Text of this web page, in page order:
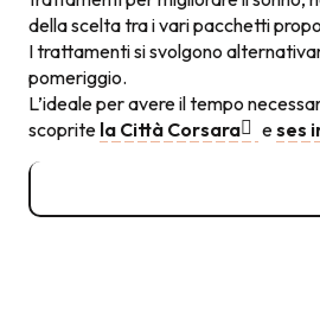
della scelta tra i vari pacchetti
I trattamenti si svolgono
pomeriggio.
L’ideale per avere il tempo
scoprite la Città Corsara eses